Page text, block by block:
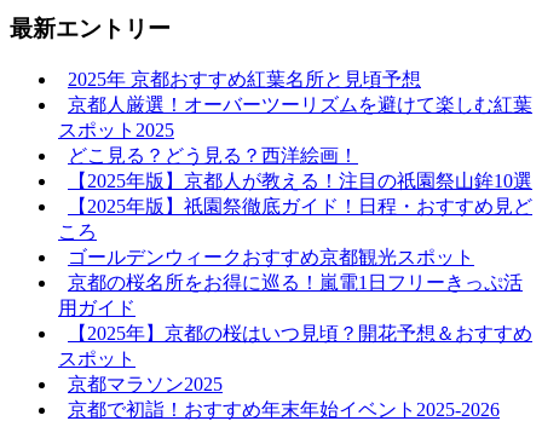
最新エントリー
2025年 京都おすすめ紅葉名所と見頃予想
京都人厳選！オーバーツーリズムを避けて楽しむ紅葉
スポット2025
どこ見る？どう見る？西洋絵画！
【2025年版】京都人が教える！注目の祇園祭山鉾10選
【2025年版】祇園祭徹底ガイド！日程・おすすめ見ど
ころ
ゴールデンウィークおすすめ京都観光スポット
京都の桜名所をお得に巡る！嵐電1日フリーきっぷ活
用ガイド
【2025年】京都の桜はいつ見頃？開花予想＆おすすめ
スポット
京都マラソン2025
京都で初詣！おすすめ年末年始イベント2025-2026